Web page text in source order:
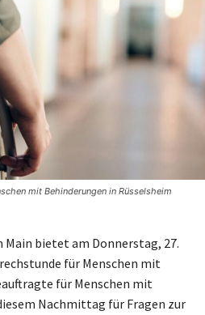
mit Behinderungen in Rüsselsheim
Main bietet am Donnerstag, 27.
für Menschen mit
für Menschen mit
Nachmittag für Fragen zur